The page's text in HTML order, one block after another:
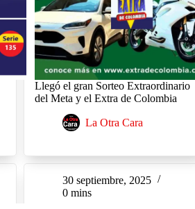
Llegó el gran Sorteo Extraordinario
del Meta y el Extra de Colombia
La Otra Cara
30 septiembre, 2025
0 mins